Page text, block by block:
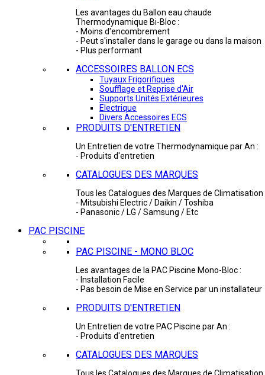
Les avantages du Ballon eau chaude
Thermodynamique Bi-Bloc :
- Moins d'encombrement
- Peut s'installer dans le garage ou dans la maison
- Plus performant
ACCESSOIRES BALLON ECS
Tuyaux Frigorifiques
Soufflage et Reprise d'Air
Supports Unités Extérieures
Electrique
Divers Accessoires ECS
PRODUITS D'ENTRETIEN
Un Entretien de votre Thermodynamique par An :
- Produits d'entretien
CATALOGUES DES MARQUES
Tous les Catalogues des Marques de Climatisation
- Mitsubishi Electric / Daikin / Toshiba
- Panasonic / LG / Samsung / Etc
PAC PISCINE
PAC PISCINE - MONO BLOC
Les avantages de la PAC Piscine Mono-Bloc :
- Installation Facile
- Pas besoin de Mise en Service par un installateur
PRODUITS D'ENTRETIEN
Un Entretien de votre PAC Piscine par An :
- Produits d'entretien
CATALOGUES DES MARQUES